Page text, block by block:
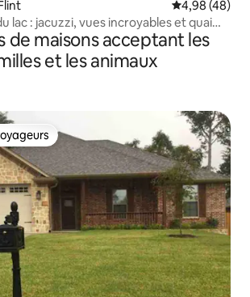
Évaluation
4,98 (48)
lac : jacuzzi, vues incroyables et quai
de maisons acceptant les
et les animaux